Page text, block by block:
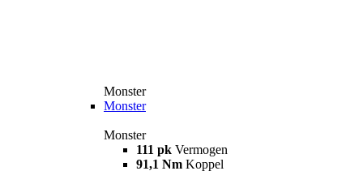
Monster
Monster
Monster
111 pk Vermogen
91,1 Nm Koppel